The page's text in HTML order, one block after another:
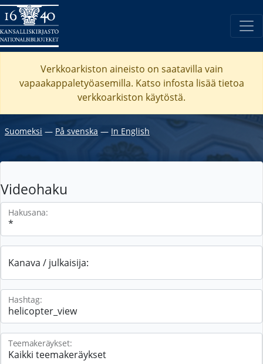
Verkkoarkiston aineisto on saatavilla vain
vapaakappaletyöasemilla. Katso infosta lisää tietoa
verkkoarkiston käytöstä.
Suomeksi ― På svenska ― In English
Videohaku
Hakusana:
Kanava / julkaisija:
Hashtag:
Teemakeräykset: